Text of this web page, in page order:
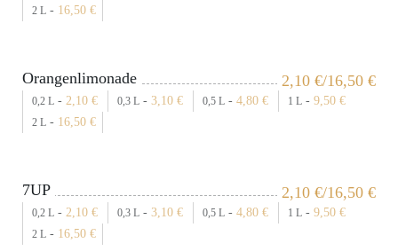
2 L - 16,50 €
2,10 €/16,50 €
Orangenlimonade
0,2 L - 2,10 € 0,3 L - 3,10 € 0,5 L - 4,80 € 1 L - 9,50 €
2 L - 16,50 €
2,10 €/16,50 €
7UP
0,2 L - 2,10 € 0,3 L - 3,10 € 0,5 L - 4,80 € 1 L - 9,50 €
2 L - 16,50 €